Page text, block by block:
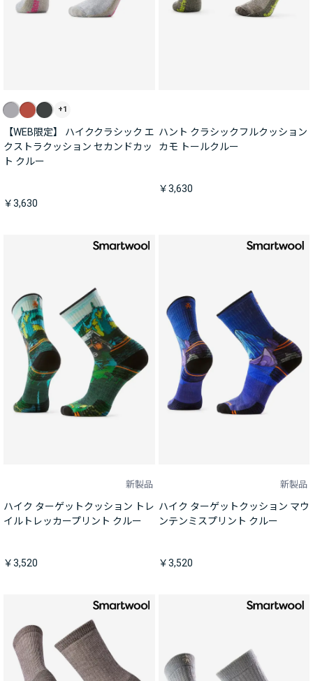
+1
【WEB限定】 ハイククラシック エ
クストラクッション セカンドカッ
ト クルー
￥3,630
ハント クラシックフルクッション
カモ トールクルー
￥3,630
新製品
ハイク ターゲットクッション トレ
イルトレッカープリント クルー
￥3,520
新製品
ハイク ターゲットクッション マウ
ンテンミスプリント クルー
￥3,520